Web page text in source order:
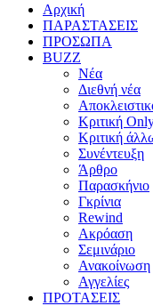
Αρχική
ΠΑΡΑΣΤΑΣΕΙΣ
ΠΡΟΣΩΠΑ
BUZZ
Νέα
Διεθνή νέα
Κριτική
Κριτική
Συνέντευξη
Άρθρο
Παρασκήνιο
Γκρίνια
Rewind
Ακρόαση
Σεμινάριο
Ανακοίνωση
Αγγελίες
ΠΡΟΤΑΣΕΙΣ